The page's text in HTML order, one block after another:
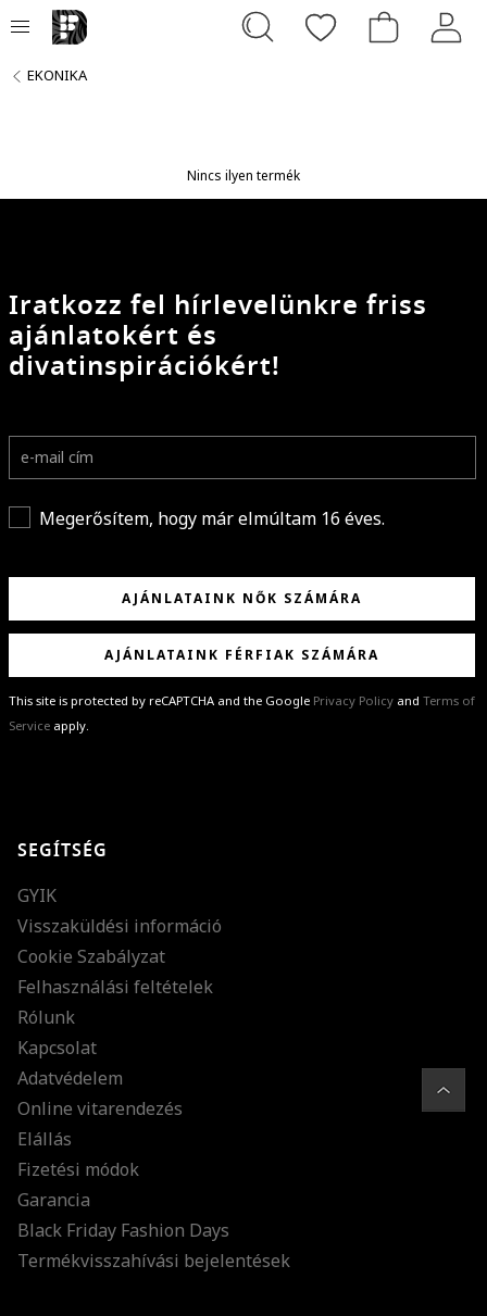
EKONIKA
Nincs ilyen termék
Iratkozz fel hírlevelünkre friss
ajánlatokért és
divatinspirációkért!
Megerősítem, hogy már elmúltam 16 éves.
AJÁNLATAINK NŐK SZÁMÁRA
AJÁNLATAINK FÉRFIAK SZÁMÁRA
This site is protected by reCAPTCHA and the Google Privacy Policy and Terms of
Service apply.
különleges ajánlatainkat és stílustippjeinket!
SEGÍTSÉG
GYIK
Visszaküldési információ
Cookie Szabályzat
Felhasználási feltételek
Rólunk
Kapcsolat
Adatvédelem
Online vitarendezés
Elállás
Fizetési módok
Garancia
Black Friday Fashion Days
Termékvisszahívási bejelentések